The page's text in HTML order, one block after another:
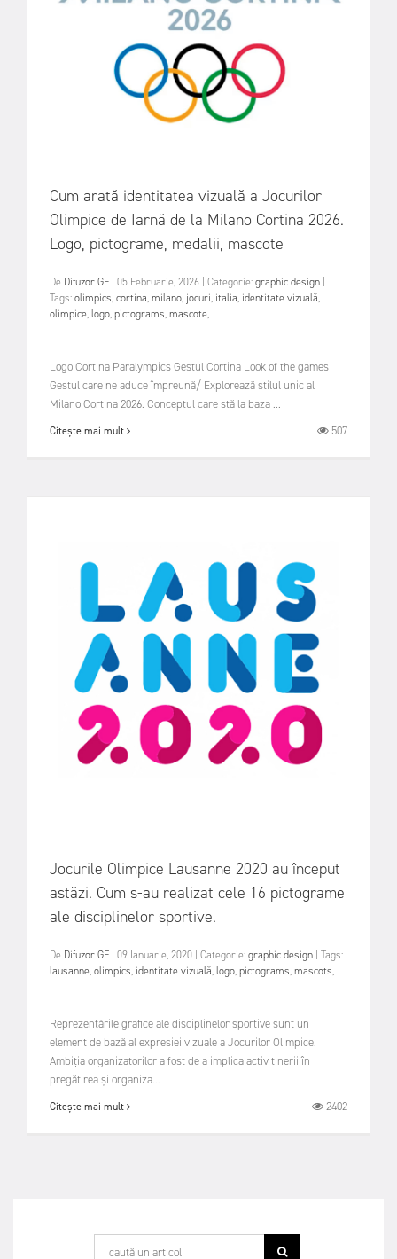
Cum arată identitatea vizuală a Jocurilor
Olimpice de Iarnă de la Milano Cortina 2026.
Logo, pictograme, medalii, mascote
De Difuzor GF 05 Februarie, 2026 Categorie:graphic design
Tags:olimpics,cortina,milano, jocuri, italia, identitate vizuală,
olimpice,logo,pictograms,mascote,
Logo Cortina Paralympics Gestul Cortina Look of the games
Gestul care ne aduce împreună/ Explorează stilul unic al
Milano Cortina 2026. Conceptul care stă la baza ...
Citește mai mult 507
Jocurile Olimpice Lausanne 2020 au început
astăzi. Cum s-au realizat cele 16 pictograme
ale disciplinelor sportive.
De Difuzor GF 09 Ianuarie, 2020 Categorie:graphic design Tags:
lausanne,olimpics, identitate vizuală,logo,pictograms,mascots,
Reprezentările grafice ale disciplinelor sportive sunt un
element de bază al expresiei vizuale a Jocurilor Olimpice.
Ambiția organizatorilor a fost de a implica activ tinerii în
pregătirea și organiza...
Citește mai mult 2402